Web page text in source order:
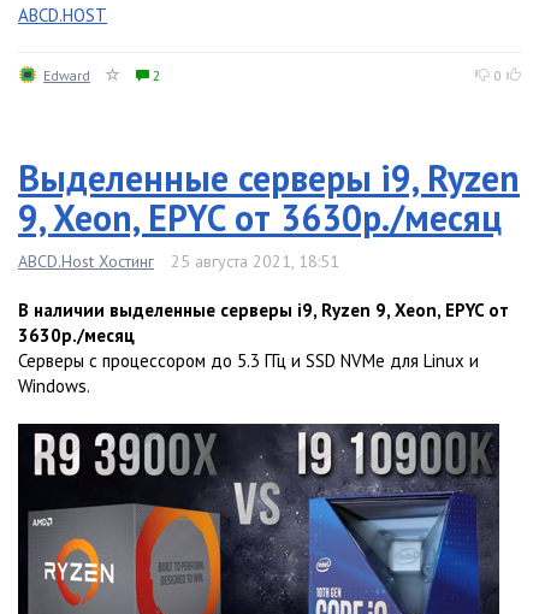
ABCD.HOST
Edward 2 0
Выделенные серверы i9, Ryzen
9, Xeon, EPYC от 3630р./месяц
ABCD.Host Хостинг 25 августа 2021, 18:51
В наличии выделенные серверы i9, Ryzen 9, Xeon, EPYC от
3630р./месяц
Серверы с процессором до 5.3 ГГц и SSD NVMe для Linux и
Windows.